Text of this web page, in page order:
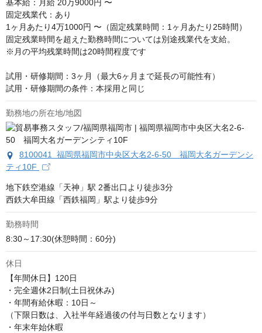
基本給：月給 20万9000円 〜
固定残業代：あり
1ヶ月あたり4万1000円 〜（固定残業時間：1ヶ月あたり25時間）
固定残業時間を超えた勤務時間については別途残業代を支給。
※月の平均残業時間は20時間程度です
試用・研修期間：3ヶ月（最大6ヶ月まで延長の可能性有）
試用・研修期間の条件：本採用と同じ
勤務地の所在地/地図
8100041 福岡県福岡市中央区大名2-6-50 福岡大名ガーデンシ
ティ10F
地下鉄空港線「天神」駅 2番出口より徒歩3分
西鉄大牟田線「西鉄福岡」駅より徒歩9分
勤務時間
8:30～17:30(休憩時間：60分)
休日
【年間休日】120日
・完全週休2日制(土日祝休み)
・年間有給休暇：10日～
（下限日数は、入社半年経過後の付与日数となります）
・年末年始休暇